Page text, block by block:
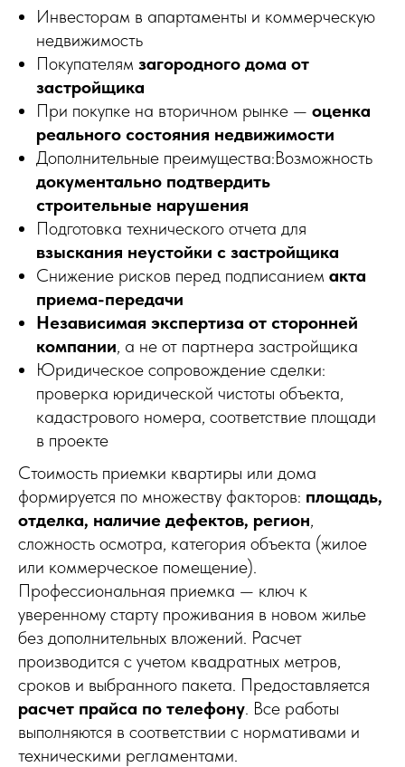
Инвесторам в апартаменты и коммерческую
недвижимость
Покупателям загородного дома от
застройщика
При покупке на вторичном рынке — оценка
реального состояния недвижимости
Дополнительные преимущества:Возможность
документально подтвердить
строительные нарушения
Подготовка технического отчета для
взыскания неустойки с застройщика
Снижение рисков перед подписанием акта
приема-передачи
Независимая экспертиза от сторонней
компании, а не от партнера застройщика
Юридическое сопровождение сделки:
проверка юридической чистоты объекта,
кадастрового номера, соответствие площади
в проекте
Стоимость приемки квартиры или дома
формируется по множеству факторов: площадь,
отделка, наличие дефектов, регион,
сложность осмотра, категория объекта (жилое
или коммерческое помещение).
Профессиональная приемка — ключ к
уверенному старту проживания в новом жилье
без дополнительных вложений. Расчет
производится с учетом квадратных метров,
сроков и выбранного пакета. Предоставляется
расчет прайса по телефону. Все работы
выполняются в соответствии с нормативами и
техническими регламентами.